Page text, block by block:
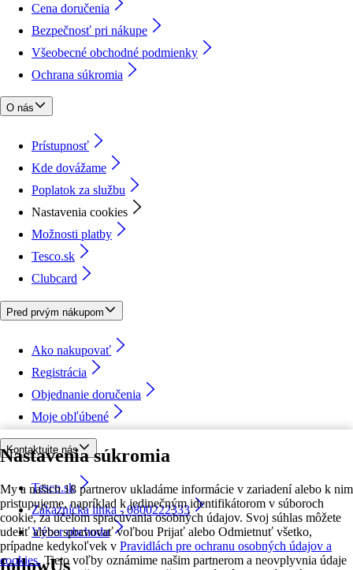
Nastavenia súkromia
My a našich 18 partnerov ukladáme informácie v zariadení alebo k nim
pristupujeme, napríklad k jedinečným identifikátorom v súboroch
cookie, za účelom spracúvania osobných údajov. Svoj súhlas môžete
udeliť alebo spravovať voľbou Prijať alebo Odmietnuť všetko,
prípadne kedykoľvek v Pravidlách pre ochranu osobných údajov a
cookies. Tieto voľby oznámime našim partnerom a neovplyvnia údaje
Cena doručenia
Bezpečnosť pri nákupe
Všeobecné obchodné podmienky
Ochrana súkromia
O nás
Prístupnosť
Kde dovážame
Poplatok za službu
Nastavenia cookies
Možnosti platby
Tesco.sk
Clubcard
Pred prvým nákupom
Ako nakupovať
Registrácia
Objednanie doručenia
Moje obľúbené
Kontaktujte nás
Tesco.sk
Zákaznícka linka - 0800222333
Výber obchodu
followUs